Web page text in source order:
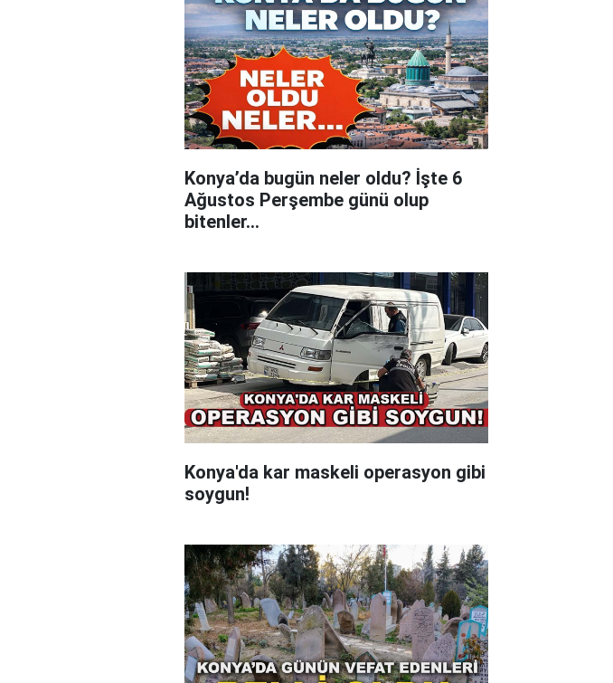
Konya’da bugün neler oldu? İşte 6
Ağustos Perşembe günü olup
bitenler…
Konya'da kar maskeli operasyon gibi
soygun!